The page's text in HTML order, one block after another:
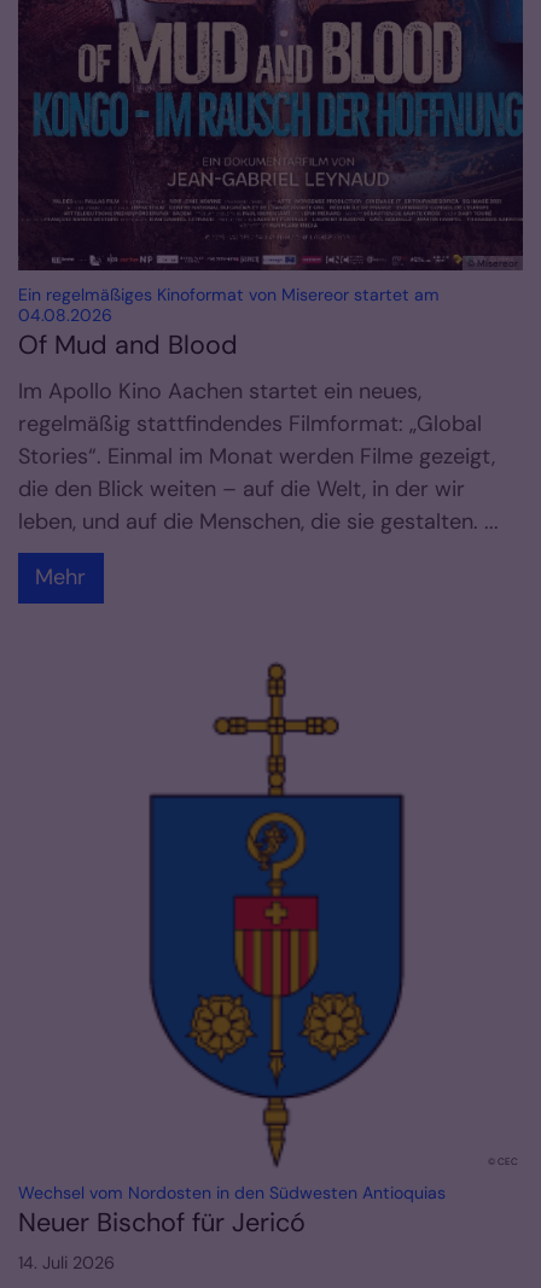
© Misereor
Ein regelmäßiges Kinoformat von Misereor startet am
04.08.2026
Of Mud and Blood
Im Apollo Kino Aachen startet ein neues,
regelmäßig stattfindendes Filmformat: „Global
Stories“. Einmal im Monat werden Filme gezeigt,
die den Blick weiten – auf die Welt, in der wir
leben, und auf die Menschen, die sie gestalten. ...
Mehr
© CEC
Wechsel vom Nordosten in den Südwesten Antioquias
Neuer Bischof für Jericó
14. Juli 2026